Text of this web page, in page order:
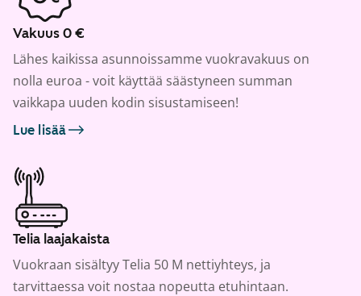
Vakuus 0 €
Lähes kaikissa asunnoissamme vuokravakuus on
nolla euroa - voit käyttää säästyneen summan
vaikkapa uuden kodin sisustamiseen!
Lue lisää
Telia laajakaista
Vuokraan sisältyy Telia 50 M nettiyhteys, ja
tarvittaessa voit nostaa nopeutta etuhintaan.